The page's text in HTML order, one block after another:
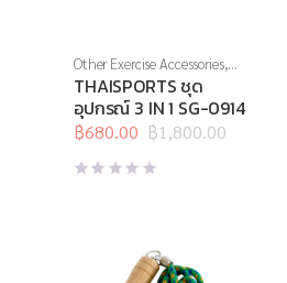
Other Exercise Accessories,
Thai Sports,Thai Sports
Brand,บริหารมือ, ยางยืด
กล้ามเนื้อ, สินค้าล็อตสุดท้าย,
อุปกรณ์กีฬาเป็นของขวัญ,
อุปกรณ์บริหารกาย
เหยียด,เชือกกระโดด
THAISPORTS ชุด
อุปกรณ์ 3 IN 1 SG-0914
฿1,800.00
Original
price
was:
฿680.00
Current
price
is: